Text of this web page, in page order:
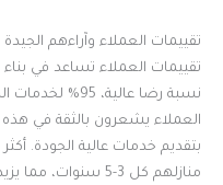
تقييمات العملاء وآراءهم الجيدة
تقييمات العملاء تساعد في
نسبة رضا عالية، 95% لخدمات الدهانات، و90% لتركيب ورق الجدران
العملاء يشعرون بالثقة في هذه
منازلهم كل 3-5 سنوات، مما يزيد الطلب على الصباغة